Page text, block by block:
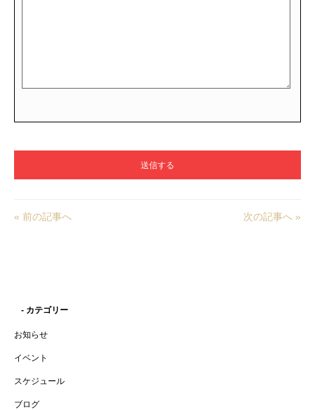
« 前の記事へ 次の記事へ »
- カテゴリー
お知らせ
イベント
スケジュール
ブログ